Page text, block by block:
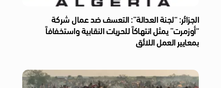
الجزائر: “لجنة العدالة”: التعسف ضد عمال شركة
“أوزمرت” يمثل انتهاكاً للحريات النقابية واستخفافاً
بمعايير العمل اللائق